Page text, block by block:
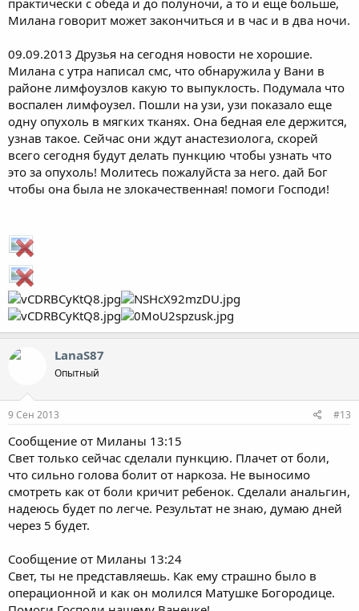
практически с обеда и до полуночи, а то и еще больше,
Милана говорит может закончиться и в час и в два ночи.
09.09.2013 Друзья на сегодня новости не хорошие.
Милана с утра написал смс, что обнаружила у Вани в
районе лимфоузлов какую то выпуклость. Подумала что
воспален лимфоузел. Пошли на узи, узи показало еще
одну опухоль в мягких тканях. Она бедная еле держится,
узнав такое. Сейчас они ждут анастезиолога, скорей
всего сегодня будут делать пункцию чтобы узнать что
это за опухоль! Молитесь пожалуйста за него. дай Бог
чтобы она была не злокачественная! помоги Господи!
LanaS87
Опытный
9 Сен 2013 #13
Сообщение от Миланы 13:15
Свет только сейчас сделали пункцию. Плачет от боли,
что сильно голова болит от наркоза. Не выносимо
смотреть как от боли кричит ребенок. Сделали анальгин,
надеюсь будет по легче. Результат не знаю, думаю дней
через 5 будет.
Сообщение от Миланы 13:24
Свет, ты не представляешь. Как ему страшно было в
операционной и как он молился Матушке Богородице.